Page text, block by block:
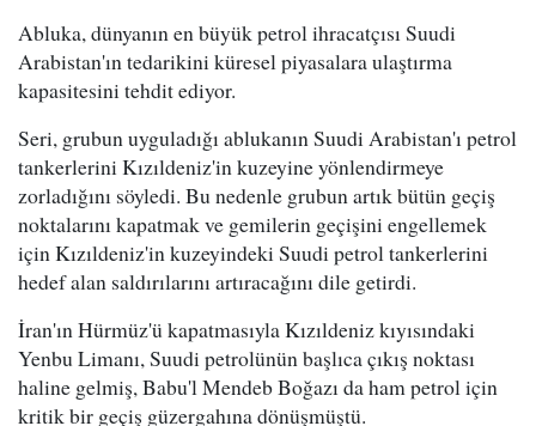
Abluka, dünyanın en büyük petrol ihracatçısı Suudi
Arabistan'ın tedarikini küresel piyasalara ulaştırma
kapasitesini tehdit ediyor.
Seri, grubun uyguladığı ablukanın Suudi Arabistan'ı petrol
tankerlerini Kızıldeniz'in kuzeyine yönlendirmeye
zorladığını söyledi. Bu nedenle grubun artık bütün geçiş
noktalarını kapatmak ve gemilerin geçişini engellemek
için Kızıldeniz'in kuzeyindeki Suudi petrol tankerlerini
hedef alan saldırılarını artıracağını dile getirdi.
İran'ın Hürmüz'ü kapatmasıyla Kızıldeniz kıyısındaki
Yenbu Limanı, Suudi petrolünün başlıca çıkış noktası
haline gelmiş, Babu'l Mendeb Boğazı da ham petrol için
kritik bir geçiş güzergahına dönüşmüştü.